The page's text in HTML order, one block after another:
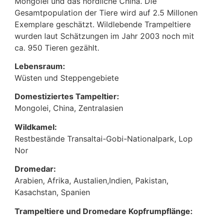
Gesamtpopulation der Tiere wird auf 2.5 Millonen
Exemplare geschätzt. Wildlebende Trampeltiere
wurden laut Schätzungen im Jahr 2003 noch mit
ca. 950 Tieren gezählt.
Lebensraum:
Wüsten und Steppengebiete
Domestiziertes Tampeltier:
Mongolei, China, Zentralasien
Wildkamel:
Restbestände Transaltai-Gobi-Nationalpark, Lop
Nor
Dromedar:
Arabien, Afrika, Austalien,Indien, Pakistan,
Kasachstan, Spanien
Trampeltiere und Dromedare Kopfrumpflänge: